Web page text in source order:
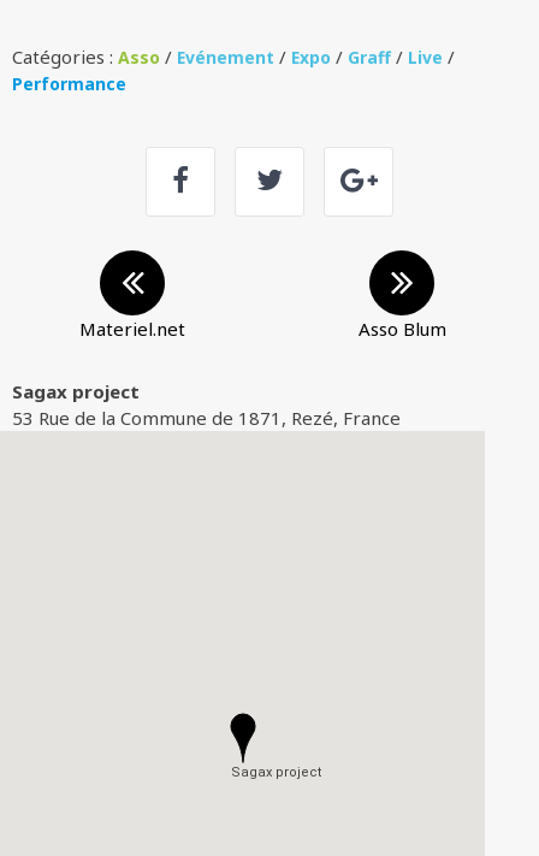
Catégories : Asso / Evénement / Expo / Graff / Live /
Performance
Materiel.net Asso Blum
Sagax project
53 Rue de la Commune de 1871, Rezé, France
Sagax project